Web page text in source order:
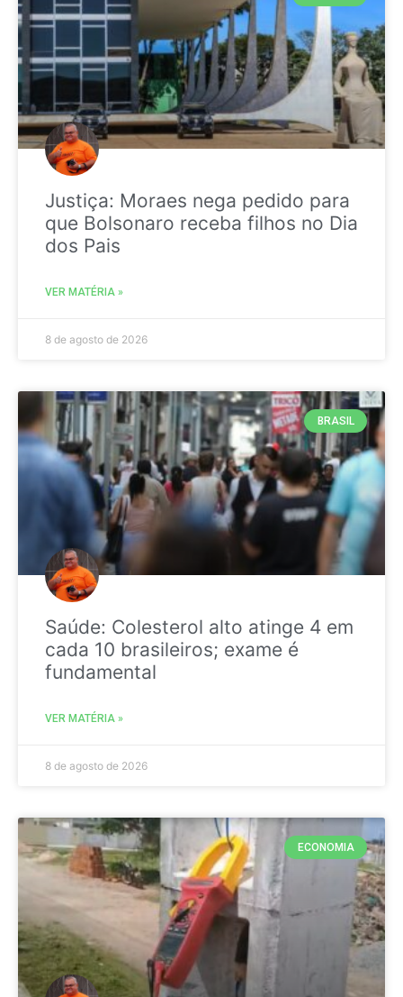
Justiça: Moraes nega pedido para
que Bolsonaro receba filhos no Dia
dos Pais
VER MATÉRIA »
8 de agosto de 2026
BRASIL
Saúde: Colesterol alto atinge 4 em
cada 10 brasileiros; exame é
fundamental
VER MATÉRIA »
8 de agosto de 2026
ECONOMIA